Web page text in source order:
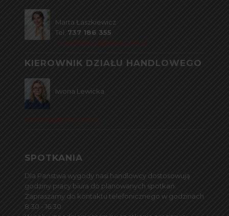
Marta Łaszkiewicz
Tel. 737 186 355
m.laszkiewicz@pres.com.pl
KIEROWNIK DZIAŁU HANDLOWEGO
Iwona Lewicka
i.lewicka@pres.com.pl
SPOTKANIA
Dla Państwa wygody nasi handlowcy dostosowują
godziny pracy biura do planowanych spotkań.
Zapraszamy do kontaktu telefonicznego w godzinach
8:30 - 16:30.